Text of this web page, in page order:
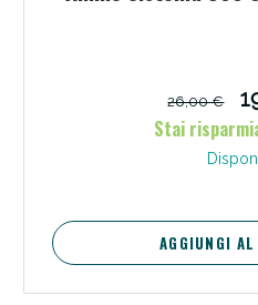
26,00 €
Stai
AGGIUNGI